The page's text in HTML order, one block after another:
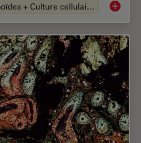
Organoïdes + Culture cellulaire en 3D